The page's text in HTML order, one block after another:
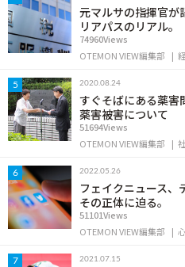
元マルサの指揮官が
リアパスのリアル。
74960Views
OTEMON VIEW編集部
5 2020.08.24
すぐそばにある薬害
薬害被害について
51694Views
OTEMON VIEW編集部
6 2022.05.26
フェイクニュース、
その正体に迫る。
51101Views
OTEMON VIEW編集部
7 2021.07.15